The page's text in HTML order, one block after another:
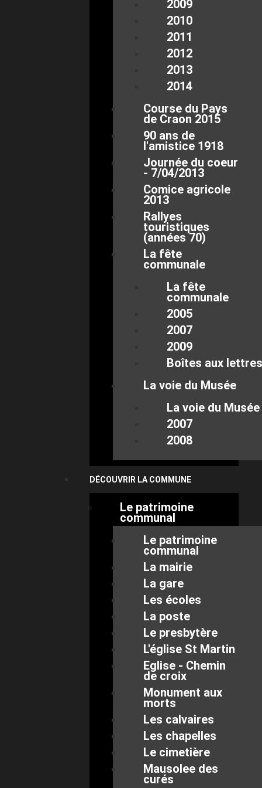
2009
2010
2011
2012
2013
2014
Course du Pays
de Craon 2015
90 ans de
l'amistice 1918
Journée du coeur
- 7/04/2013
Comice agricole
2013
Rallyes
touristiques
(années 70)
La fête
communale
La fête
communale
2005
2007
2009
Boîtes aux lettres
La voie du Musée
La voie du Musée
2007
2008
DÉCOUVRIR LA COMMUNE
Le patrimoine
communal
Le patrimoine
communal
La mairie
La gare
Les écoles
La poste
Le presbytère
L'église St Martin
Eglise - Chemin
de croix
Monument aux
morts
Les calvaires
Les chapelles
Le cimetière
Mausolee des
curés